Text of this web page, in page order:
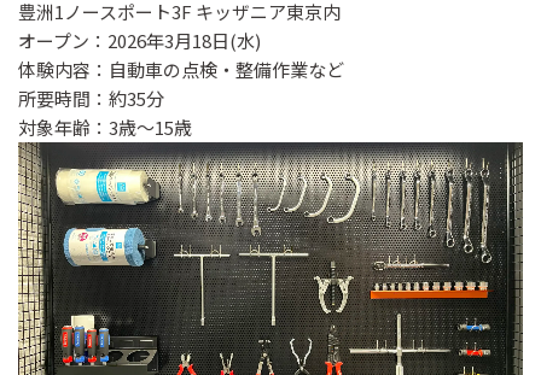
豊洲1ノースポート3F キッザニア東京内
オープン：2026年3月18日(水)
体験内容：自動車の点検・整備作業など
所要時間：約35分
対象年齢：3歳～15歳